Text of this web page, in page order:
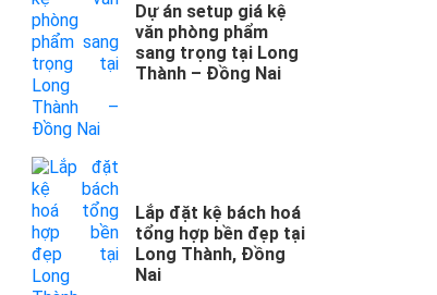
Dự án setup giá kệ
văn phòng phẩm
sang trọng tại Long
Thành – Đồng Nai
Lắp đặt kệ bách hoá
tổng hợp bền đẹp tại
Long Thành, Đồng
Nai